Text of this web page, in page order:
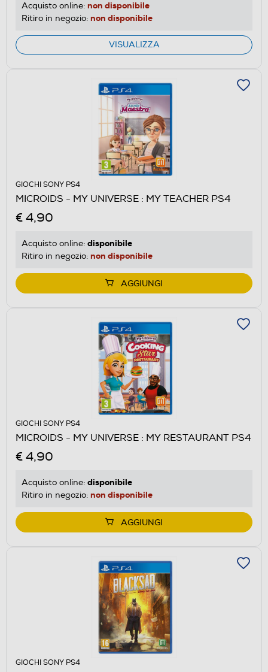
Acquisto online: non disponibile
Ritiro in negozio: non disponibile
VISUALIZZA
GIOCHI SONY PS4
MICROIDS - MY UNIVERSE : MY TEACHER PS4
€ 4,90
Acquisto online: disponibile
Ritiro in negozio: non disponibile
AGGIUNGI
GIOCHI SONY PS4
MICROIDS - MY UNIVERSE : MY RESTAURANT PS4
€ 4,90
Acquisto online: disponibile
Ritiro in negozio: non disponibile
AGGIUNGI
GIOCHI SONY PS4